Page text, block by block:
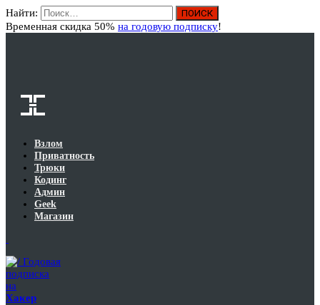
Найти:
Временная скидка 50% на годовую подписку!
Взлом
Приватность
Трюки
Кодинг
Админ
Geek
Магазин
Годовая
подписка
на
Хакер